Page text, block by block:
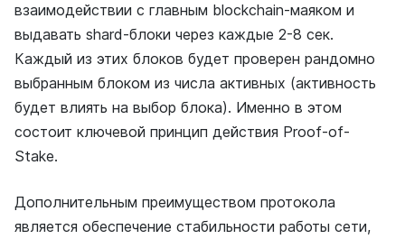
взаимодействии с главным blockchain-маяком и
выдавать shard-блоки через каждые 2-8 сек.
Каждый из этих блоков будет проверен рандомно
выбранным блоком из числа активных (активность
будет влиять на выбор блока). Именно в этом
состоит ключевой принцип действия Proof-of-
Stake.
Дополнительным преимуществом протокола
является обеспечение стабильности работы сети,